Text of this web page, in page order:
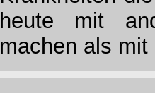
heute mit
machen als mit